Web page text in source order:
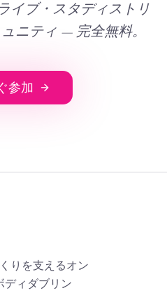
イブ・スタディストリ
ニティ — 完全無料。
参加
りを支えるオン
ィダブリン